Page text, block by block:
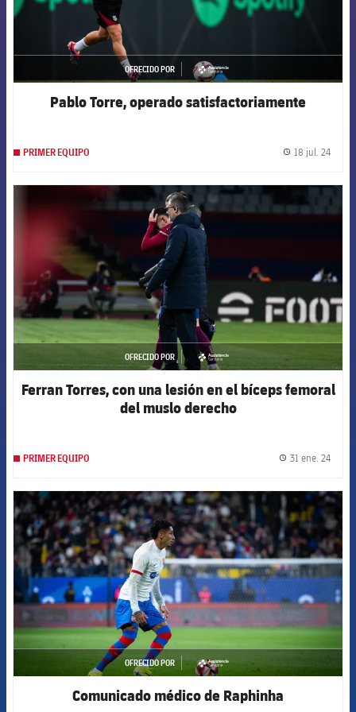
OFRECIDO POR
asistencia
Pablo Torre, operado satisfactoriamente
PRIMER EQUIPO 18 jul. 24
FCB Barcelona badge
OFRECIDO POR
asistencia
Ferran Torres, con una lesión en el bíceps femoral
del muslo derecho
PRIMER EQUIPO 31 ene. 24
FCB Barcelona badge
OFRECIDO POR
asistencia
Comunicado médico de Raphinha